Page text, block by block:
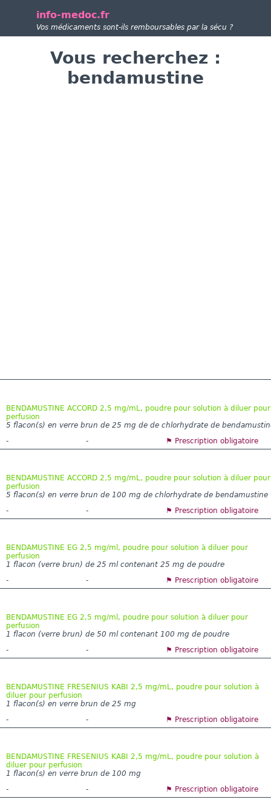
info-medoc.fr
Vos médicaments sont-ils remboursables par la sécu ?
Vous recherchez :
bendamustine
BENDAMUSTINE ACCORD 2,5 mg/mL, poudre pour solution à diluer pour
perfusion
5 flacon(s) en verre brun de 25 mg de de chlorhydrate de
-
- ⚑ Prescription obligatoire
BENDAMUSTINE ACCORD 2,5 mg/mL, poudre pour solution à diluer pour
perfusion
5 flacon(s) en verre brun de 100 mg de chlorhydrate de bendamustine
-
- ⚑ Prescription obligatoire
BENDAMUSTINE EG 2,5 mg/ml, poudre pour solution à diluer pour
perfusion
1 flacon (verre brun) de 25 ml contenant 25 mg de poudre
-
- ⚑ Prescription obligatoire
BENDAMUSTINE EG 2,5 mg/ml, poudre pour solution à diluer pour
perfusion
1 flacon (verre brun) de 50 ml contenant 100 mg de poudre
-
- ⚑ Prescription obligatoire
BENDAMUSTINE FRESENIUS KABI 2,5 mg/mL, poudre pour solution à
diluer pour perfusion
1 flacon(s) en verre brun de 25 mg
-
- ⚑ Prescription obligatoire
BENDAMUSTINE FRESENIUS KABI 2,5 mg/mL, poudre pour solution à
diluer pour perfusion
1 flacon(s) en verre brun de 100 mg
-
- ⚑ Prescription obligatoire